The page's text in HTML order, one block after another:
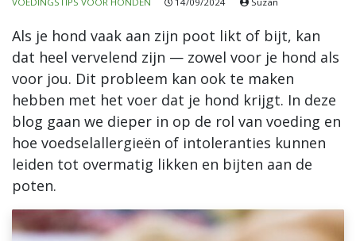
Snacks
Ingrediënten
Blogs
Advies
Inloggen
glutenvrij hondenvoer graanvrij hondenvoer
Als je hond vaak aan zijn poot likt of bijt, kan
dat heel vervelend zijn — zowel voor je hond als
voor jou. Dit probleem kan ook te maken
hebben met het voer dat je hond krijgt. In deze
blog gaan we dieper in op de rol van voeding en
hoe voedselallergieën of intoleranties kunnen
leiden tot overmatig likken en bijten aan de
poten.